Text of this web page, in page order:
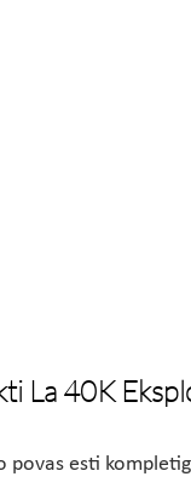
La 40K
povas esti